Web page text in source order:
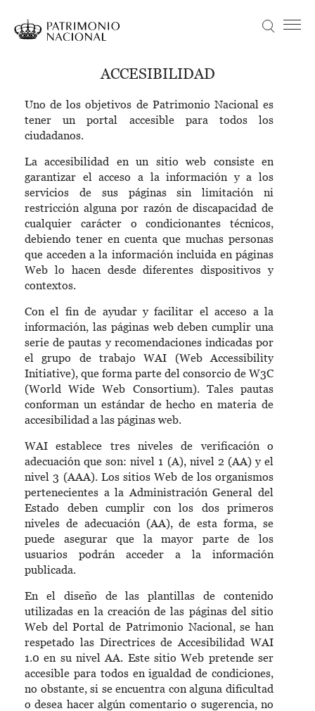
contenido
ACTUALIDAD
COLECCIONES
APRENDE
NOSOTROS
TRANSPARENCIA
ENTRADAS
Buscar
ACCESIBILIDAD
Uno de los objetivos de Patrimonio Nacional es
tener un portal accesible para todos los
ciudadanos.
La accesibilidad en un sitio web consiste en
garantizar el acceso a la información y a los
servicios de sus páginas sin limitación ni
restricción alguna por razón de discapacidad de
cualquier carácter o condicionantes técnicos,
debiendo tener en cuenta que muchas personas
que acceden a la información incluida en páginas
Web lo hacen desde diferentes dispositivos y
contextos.
Con el fin de ayudar y facilitar el acceso a la
información, las páginas web deben cumplir una
serie de pautas y recomendaciones indicadas por
el grupo de trabajo WAI (Web Accessibility
Initiative), que forma parte del consorcio de W3C
(World Wide Web Consortium). Tales pautas
conforman un estándar de hecho en materia de
accesibilidad a las páginas web.
WAI establece tres niveles de verificación o
adecuación que son: nivel 1 (A), nivel 2 (AA) y el
nivel 3 (AAA). Los sitios Web de los organismos
pertenecientes a la Administración General del
Estado deben cumplir con los dos primeros
niveles de adecuación (AA), de esta forma, se
puede asegurar que la mayor parte de los
usuarios podrán acceder a la información
publicada.
En el diseño de las plantillas de contenido
utilizadas en la creación de las páginas del sitio
Web del Portal de Patrimonio Nacional, se han
respetado las Directrices de Accesibilidad WAI
1.0 en su nivel AA. Este sitio Web pretende ser
accesible para todos en igualdad de condiciones,
no obstante, si se encuentra con alguna dificultad
o desea hacer algún comentario o sugerencia, no